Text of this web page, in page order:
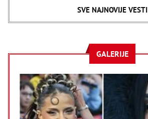
SVE NAJNOVIJE VESTI
GALERIJE